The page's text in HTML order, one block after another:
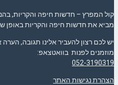
קול המפרץ – חדשות חיפה והקריות,
מביא את חדשות חיפה והקריות באופן
יש לכם רצון להעביר אלינו תגובה,
מוזמנים לפנות בוואטצאפ:
052-3190319
הצהרת נגישות האתר